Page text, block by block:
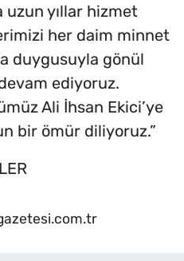
uzun yıllar hizmet
her daim minnet
duygusuyla gönül
ediyoruz.
Ali İhsan Ekici’ye
bir ömür diliyoruz.”